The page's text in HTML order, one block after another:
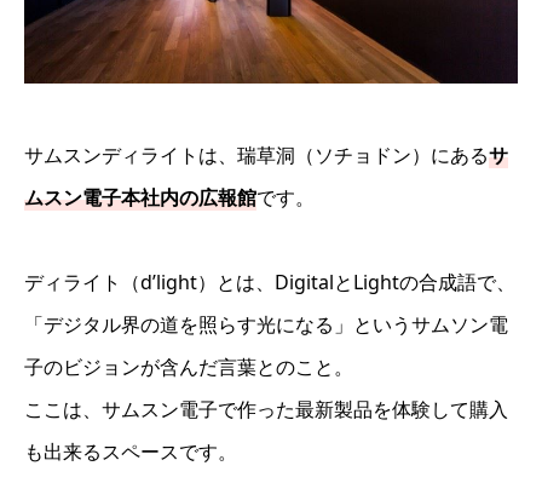
サムスンディライトは、瑞草洞（ソチョドン）にあるサ
ムスン電子本社内の広報館です。
ディライト（d’light）とは、DigitalとLightの合成語で、
「デジタル界の道を照らす光になる」というサムソン電
子のビジョンが含んだ言葉とのこと。
ここは、サムスン電子で作った最新製品を体験して購入
も出来るスペースです。